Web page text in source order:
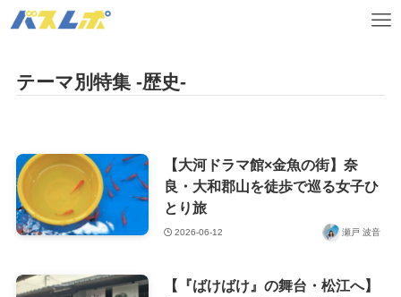
テーマ別特集 -歴史-
【大河ドラマ館×金魚の街】奈
良・大和郡山を徒歩で巡る女子ひ
とり旅
2026-06-12 瀬戸 波音
【『ばけばけ』の舞台・松江へ】